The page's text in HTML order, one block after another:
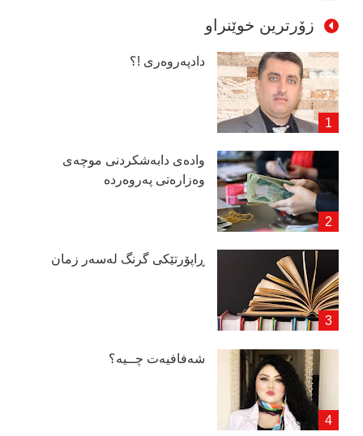
زۆرترین خوێنراو
دادپەروەری !؟
وادەی دابەشكردنی موچەی
وەزارەتی پەروەردە
ڕاپۆرتێكی گرنگ لەسەر زمان
شەفافیەت چــیە؟